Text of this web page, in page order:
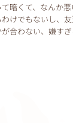
合わない、嫌す